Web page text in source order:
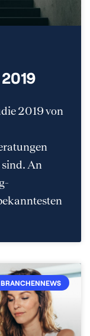
2019 von
An
BRANCHENNEWS